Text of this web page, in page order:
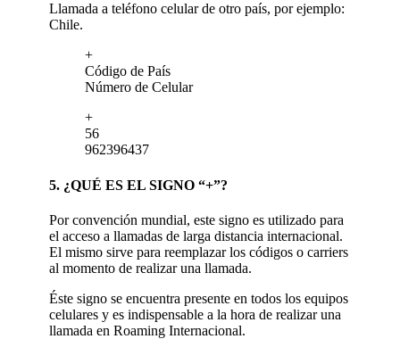
Llamada a teléfono celular de otro país, por ejemplo:
Chile.
+
Código de País
Número de Celular
+
56
962396437
5. ¿QUÉ ES EL SIGNO “+”?
Por convención mundial, este signo es utilizado para
el acceso a llamadas de larga distancia internacional.
El mismo sirve para reemplazar los códigos o carriers
al momento de realizar una llamada.
Éste signo se encuentra presente en todos los equipos
celulares y es indispensable a la hora de realizar una
llamada en Roaming Internacional.